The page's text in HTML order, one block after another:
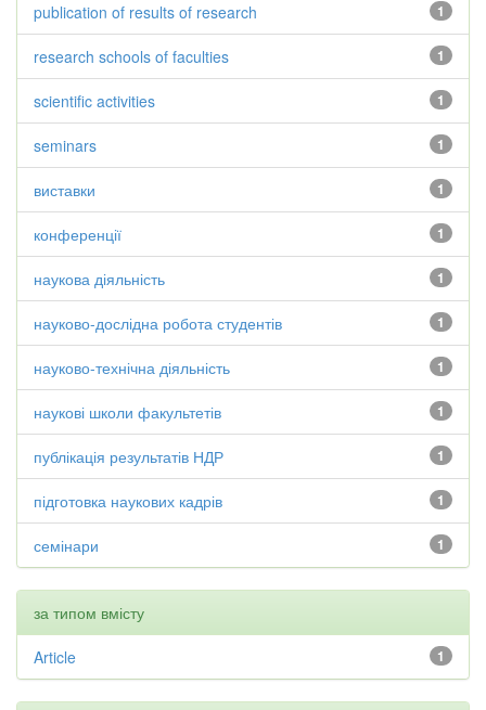
1
publication of results of research
1
research schools of faculties
1
scientific activities
1
seminars
1
виставки
1
конференції
1
наукова діяльність
1
науково-дослідна робота студентів
1
науково-технічна діяльність
1
наукові школи факультетів
1
публікація результатів НДР
1
підготовка наукових кадрів
1
семінари
за типом вмісту
1
Article